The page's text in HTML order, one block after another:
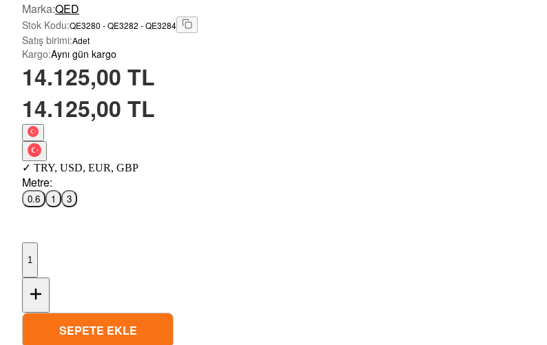
Marka:QED
Stok Kodu:QE3280 - QE3282 - QE3284
Satış birimi:Adet
Kargo:Aynı gün kargo
14.125,00 TL
14.125,00 TL
✓ TRY, USD, EUR, GBP
Metre:
0.6 1 3
1
SEPETE EKLE